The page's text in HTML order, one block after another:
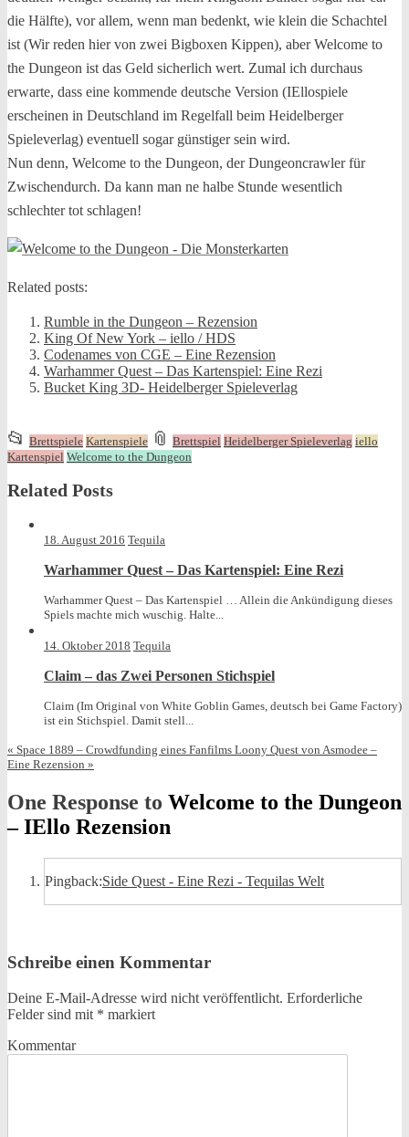
die Hälfte), vor allem, wenn man bedenkt, wie klein die Schachtel
ist (Wir reden hier von zwei Bigboxen Kippen), aber Welcome to
the Dungeon ist das Geld sicherlich wert. Zumal ich durchaus
erwarte, dass eine kommende deutsche Version (IEllospiele
erscheinen in Deutschland im Regelfall beim Heidelberger
Spieleverlag) eventuell sogar günstiger sein wird.
Nun denn, Welcome to the Dungeon, der Dungeoncrawler für
Zwischendurch. Da kann man ne halbe Stunde wesentlich
schlechter tot schlagen!
Related posts:
Rumble in the Dungeon – Rezension
King Of New York – iello / HDS
Codenames von CGE – Eine Rezension
Warhammer Quest – Das Kartenspiel: Eine Rezi
Bucket King 3D- Heidelberger Spieleverlag
📂 This
entry
was
posted
in
Brettspiele Kartenspiele 📎 and
tagged
Brettspiel Heidelberger Spieleverlag iello
Kartenspiel Welcome to the Dungeon
Related Posts
18. August 2016 Tequila
Warhammer Quest – Das Kartenspiel: Eine Rezi
Warhammer Quest – Das Kartenspiel … Allein die Ankündigung dieses
Spiels machte mich wuschig. Halte...
14. Oktober 2018 Tequila
Claim – das Zwei Personen Stichspiel
Claim (Im Original von White Goblin Games, deutsch bei Game Factory)
ist ein Stichspiel. Damit stell...
« Space 1889 – Crowdfunding eines Fanfilms Loony Quest von Asmodee –
Eine Rezension »
One Response to Welcome to the Dungeon
– IEllo Rezension
Pingback:Side Quest - Eine Rezi - Tequilas Welt
Schreibe einen Kommentar
Deine E-Mail-Adresse wird nicht veröffentlicht. Erforderliche
Felder sind mit * markiert
Kommentar